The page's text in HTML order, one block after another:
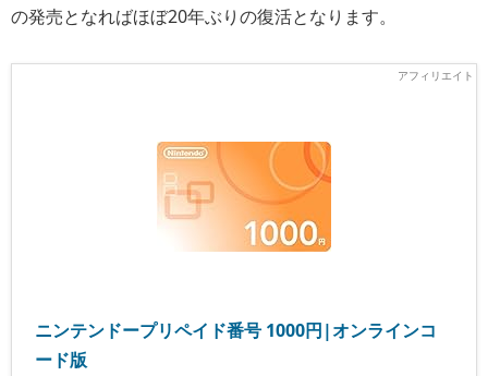
の発売となればほぼ20年ぶりの復活となります。
ニンテンドープリペイド番号 1000円|オンラインコ
ード版